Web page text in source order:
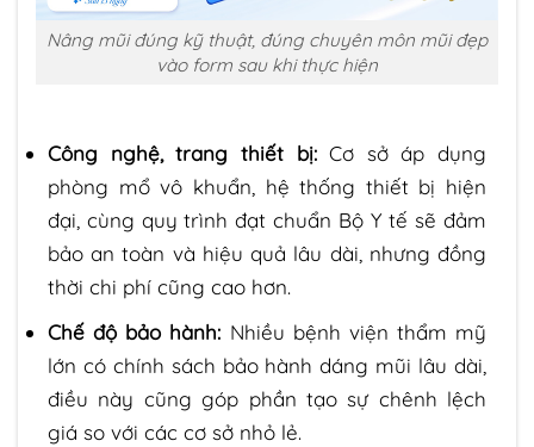
Nâng mũi đúng kỹ thuật, đúng chuyên môn mũi đẹp
vào form sau khi thực hiện
Công nghệ, trang thiết bị:Cơ sở áp dụng
phòng mổ vô khuẩn, hệ thống thiết bị hiện
đại, cùng quy trình đạt chuẩn Bộ Y tế sẽ đảm
bảo an toàn và hiệu quả lâu dài, nhưng đồng
thời chi phí cũng cao hơn.
Chế độ bảo hành: Nhiều bệnh viện thẩm mỹ
lớn có chính sách bảo hành dáng mũi lâu dài,
điều này cũng góp phần tạo sự chênh lệch
giá so với các cơ sở nhỏ lẻ.